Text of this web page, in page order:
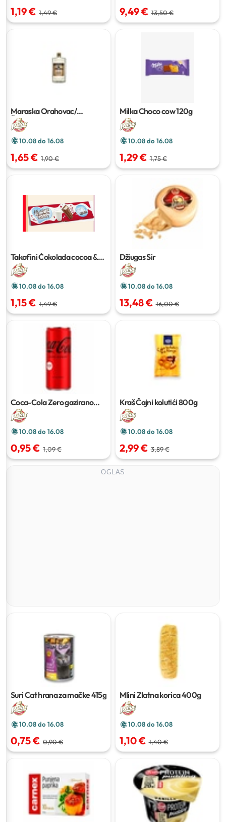
1,19 € 1,49 € 9,49 € 13,50 €
Maraska Orahovac/
Šljivovica
10.08 do 16.08
1,65 € 1,90 €
Milka Choco cow120g
10.08 do 16.08
1,29 € 1,75 €
Takofini Čokolada cocoa &
milk250g
10.08 do 16.08
1,15 € 1,49 €
Džiugas Sir
10.08 do 16.08
13,48 € 16,00 €
Coca-Cola Zero gazirano
piće0.33 l
10.08 do 16.08
0,95 € 1,09 €
Kraš Čajni kolutići800g
10.08 do 16.08
2,99 € 3,89 €
OGLAS
Suri Cat hrana za mačke415g
10.08 do 16.08
0,75 € 0,90 €
Mlini Zlatna korica400g
10.08 do 16.08
1,10 € 1,40 €